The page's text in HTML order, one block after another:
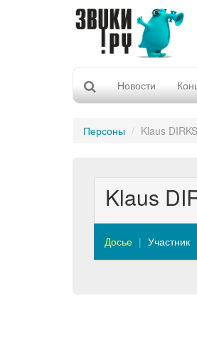
Новости
Персоны Klaus DIRKS
Klaus
Досье Участник